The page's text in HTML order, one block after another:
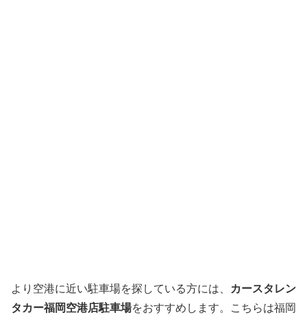
より空港に近い駐車場を探している方には、
カースタレン
タカー福岡空港店駐車場をおすすめします。こちらは福岡